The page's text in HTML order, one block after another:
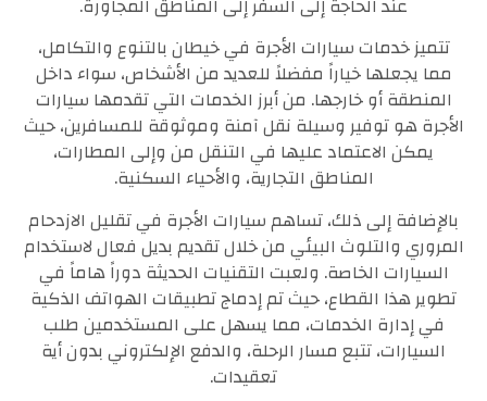
تتميز خدمات سيارات الأجرة في خيطان بالتنوع والتكامل،
مما يجعلها خياراً مفضلاً للعديد من الأشخاص، سواء داخل
المنطقة أو خارجها. من أبرز الخدمات التي تقدمها سيارات
الأجرة هو توفير وسيلة نقل آمنة وموثوقة للمسافرين، حيث
يمكن الاعتماد عليها في التنقل من وإلى المطارات،
المناطق التجارية، والأحياء السكنية.
بالإضافة إلى ذلك، تساهم سيارات الأجرة في تقليل الازدحام
المروري والتلوث البيئي من خلال تقديم بديل فعال لاستخدام
السيارات الخاصة. ولعبت التقنيات الحديثة دوراً هاماً في
تطوير هذا القطاع، حيث تم إدماج تطبيقات الهواتف الذكية
في إدارة الخدمات، مما يسهل على المستخدمين طلب
السيارات، تتبع مسار الرحلة، والدفع الإلكتروني بدون أية
تعقيدات.